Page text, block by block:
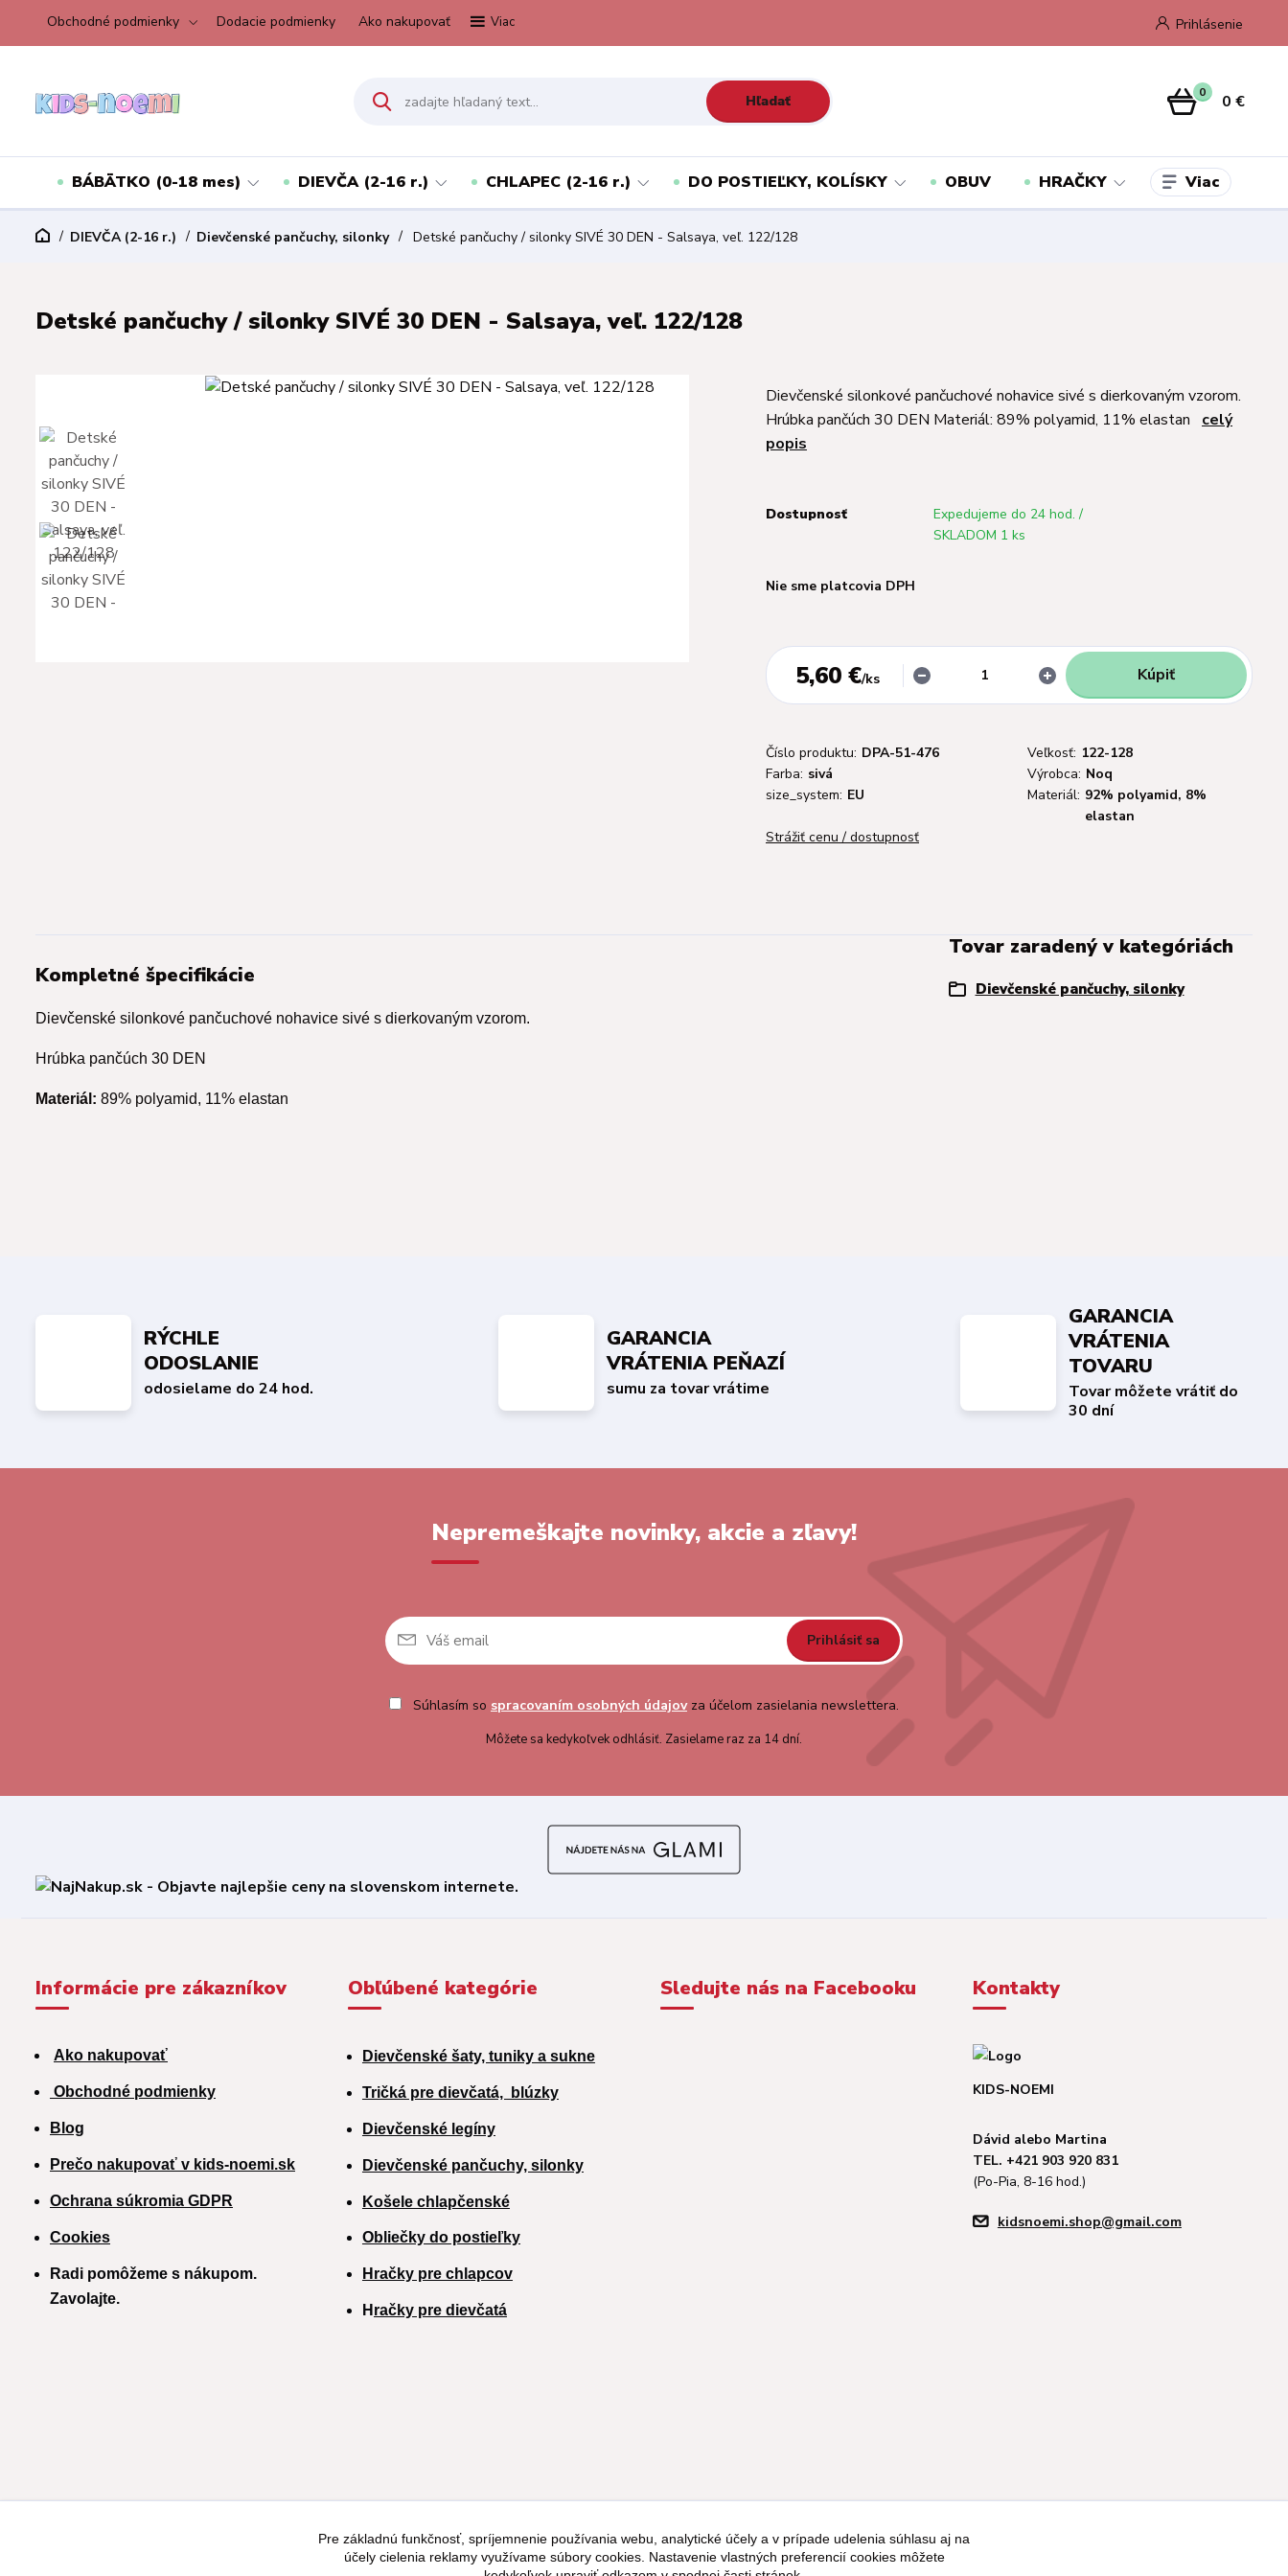
Obchodné podmienky Dodacie podmienky Ako nakupovať Viac Prihlásenie
Hľadať 0 0 €
BÁBÄTKO (0-18 mes) DIEVČA (2-16 r.) CHLAPEC (2-16 r.) DO POSTIEĽKY, KOLÍSKY OBUV HRAČKY Viac
DIEVČA (2-16 r.) Dievčenské pančuchy, silonky Detské pančuchy / silonky SIVÉ 30 DEN - Salsaya, veľ. 122/128
Detské pančuchy / silonky SIVÉ 30 DEN - Salsaya, veľ. 122/128
Dievčenské silonkové pančuchové nohavice sivé s dierkovaným vzorom.
Hrúbka pančúch 30 DEN Materiál: 89% polyamid, 11% elastan celý
popis
Dostupnosť
Expedujeme do 24 hod. /
SKLADOM 1 ks
Nie sme platcovia DPH
5,60 €/ks Kúpiť
Číslo produktu: DPA-51-476 Veľkosť: 122-128
Farba: sivá Výrobca: Noq
size_system: EU Materiál: 92% polyamid, 8%
elastan
Strážiť cenu / dostupnosť
Kompletné špecifikácie
Dievčenské silonkové pančuchové nohavice sivé s dierkovaným vzorom.
Hrúbka pančúch 30 DEN
Materiál: 89% polyamid, 11% elastan
Tovar zaradený v kategóriách
Dievčenské pančuchy, silonky
RÝCHLE
ODOSLANIE
odosielame do 24 hod.
GARANCIA
VRÁTENIA PEŇAZÍ
sumu za tovar vrátime
GARANCIA
VRÁTENIA
TOVARU
Tovar môžete vrátiť do
30 dní
Nepremeškajte novinky, akcie a zľavy!
Prihlásiť sa
Súhlasím so spracovaním osobných údajovza účelom zasielania newslettera.
Môžete sa kedykoľvek odhlásiť. Zasielame raz za 14 dní.
Informácie pre zákazníkov
Ako nakupovať
Obchodné podmienky
Blog
Prečo nakupovať v kids-noemi.sk
Ochrana súkromia GDPR
Cookies
Radi pomôžeme s nákupom.
Zavolajte.
Obľúbené kategórie
Dievčenské šaty, tuniky a sukne
Tričká pre dievčatá, blúzky
Dievčenské legíny
Dievčenské pančuchy, silonky
Košele chlapčenské
Obliečky do postieľky
Hračky pre chlapcov
H račky pre dievčatá
Sledujte nás na Facebooku Kontakty
KIDS-NOEMI
Dávid alebo Martina
TEL. +421 903 920 831
(Po-Pia, 8-16 hod.)
kidsnoemi.shop@gmail.com
Pre základnú funkčnosť, spríjemnenie používania webu, analytické účely a v prípade udelenia súhlasu aj na
účely cielenia reklamy využívame súbory cookies. Nastavenie vlastných preferencií cookies môžete